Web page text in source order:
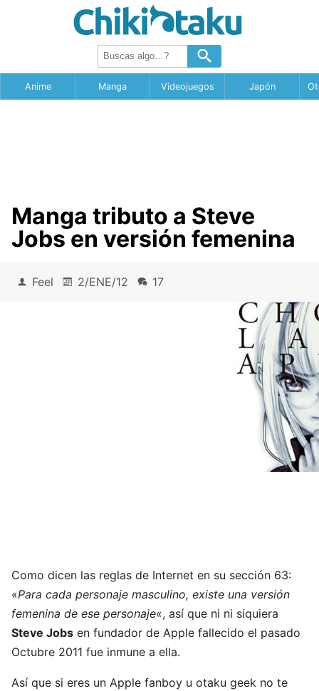
Anime Manga Videojuegos Japón
Manga tributo a Steve
Jobs en versión femenina
Feel 2/ENE/12 17
Como dicen las reglas de Internet en su sección 63:
«Para cada personaje masculino, existe una versión
femenina de ese personaje«, así que ni ni siquiera
Steve Jobs en fundador de Apple fallecido el pasado
Octubre 2011 fue inmune a ella.
Así que si eres un Apple fanboy u otaku geek no te